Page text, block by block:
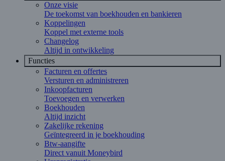
Onze visie
De toekomst van boekhouden en bankieren
Koppelingen
Koppel met externe tools
Changelog
Altijd in ontwikkeling
Functies
Facturen en offertes
Versturen en administreren
Inkoopfacturen
Toevoegen en verwerken
Boekhouden
Altijd inzicht
Zakelijke rekening
Geïntegreerd in je boekhouding
Btw-aangifte
Direct vanuit Moneybird